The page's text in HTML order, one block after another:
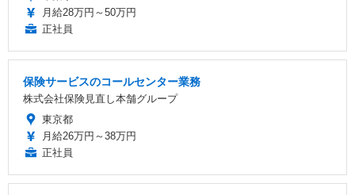
月給28万円～50万円
正社員
保険サービスのコールセンター業務
株式会社保険見直し本舗グループ
東京都
月給26万円～38万円
正社員